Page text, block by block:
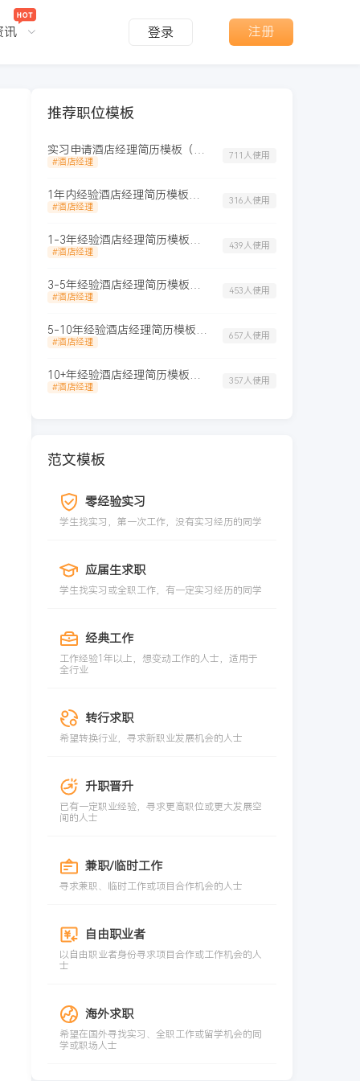
讯 登录 注册
推荐职位模板
#酒店经理
711人使用
#酒店经理
316人使用
#酒店经理
439人使用
#酒店经理
453人使用
#酒店经理
657人使用
#酒店经理
357人使用
范文模板
零经验实习
学生找实习，第一次工作，没有实习经历的同学
应届生求职
学生找实习或全职工作，有一定实习经历的同学
经典工作
工作经验1年以上，想变动工作的人士，适用于
全行业
转行求职
希望转换行业，寻求新职业发展机会的人士
升职晋升
已有一定职业经验，寻求更高职位或更大发展空
间的人士
兼职/临时工作
寻求兼职、临时工作或项目合作机会的人士
自由职业者
以自由职业者身份寻求项目合作或工作机会的人
士
海外求职
希望在国外寻找实习、全职工作或留学机会的同
学或职场人士